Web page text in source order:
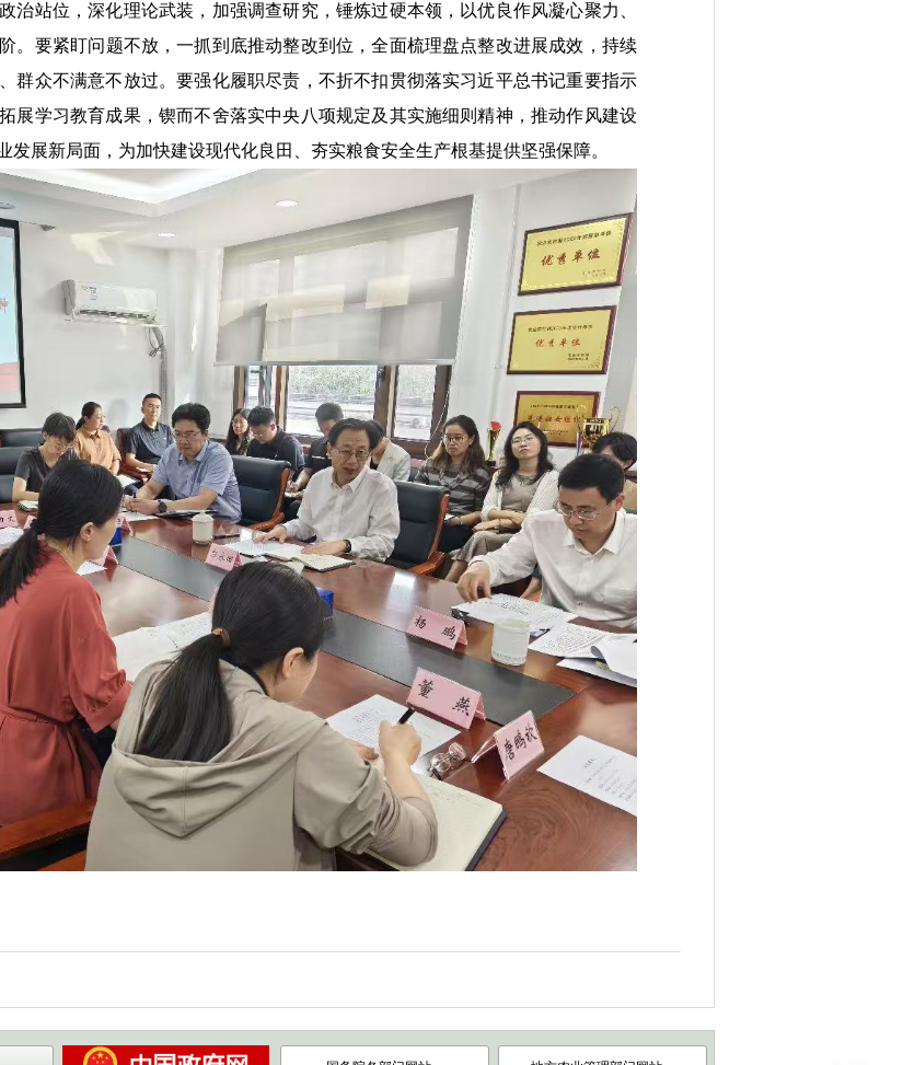
治站位，深化理论武装，加强调查研究，锤炼过硬本领，以优良作风凝心聚力、
。‌要紧盯问题不放，一抓到底推动整改到位，全面梳理盘点整改进展成效，持续
群众不满意不放过。要强化履职尽责， 不折不扣贯彻落实习近平总书记重要指示
展学习教育成果，锲而不舍落实中央八项规定及其实施细则精神，推动作风建设
展新局面，为加快建设现代化良田、夯实粮食安全生产根基提供坚强保障。